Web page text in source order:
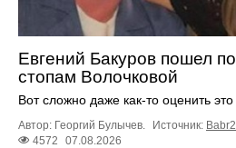
Евгений Бакуров пошел
стопам Волочковой
Вот сложно даже как-то оценить
Автор: Георгий Булычев. Источник:
4572
07.08.2026